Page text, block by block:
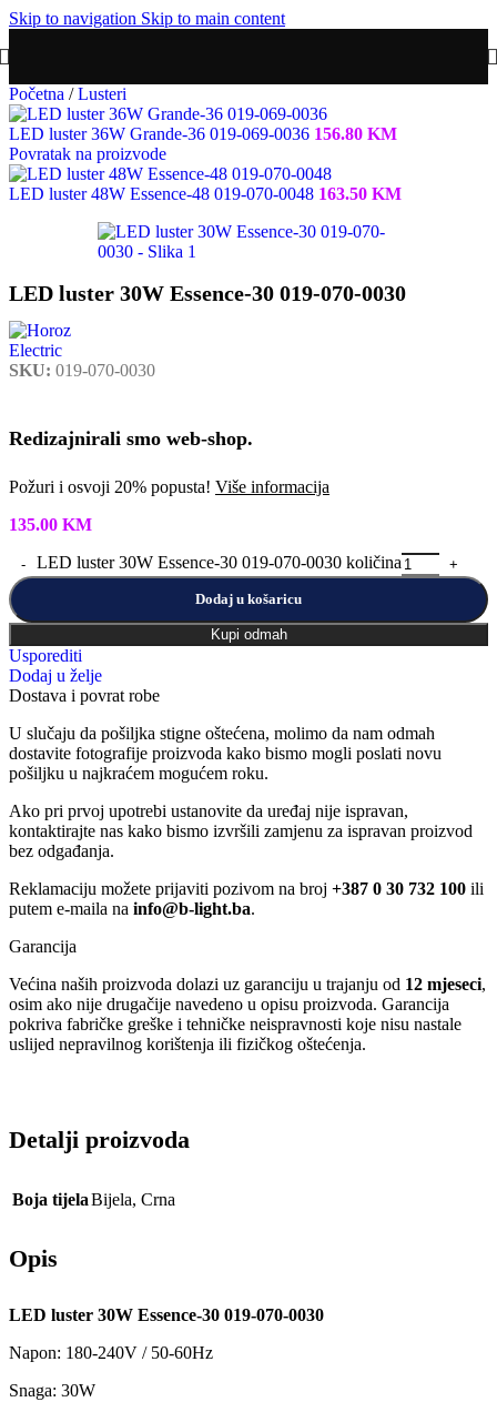
Skip to navigation Skip to main content
Početna / Lusteri
LED luster 36W Grande-36 019-069-0036 156.80 KM
Povratak na proizvode
LED luster 48W Essence-48 019-070-0048 163.50 KM
LED luster 30W Essence-30 019-070-0030
SKU: 019-070-0030
Redizajnirali smo web-shop.
Požuri i osvoji 20% popusta! Više informacija
135.00 KM
LED luster 30W Essence-30 019-070-0030 količina
Dodaj u košaricu
Kupi odmah
Usporediti
Dodaj u želje
Dostava i povrat robe
U slučaju da pošiljka stigne oštećena, molimo da nam odmah
dostavite fotografije proizvoda kako bismo mogli poslati novu
pošiljku u najkraćem mogućem roku.
Ako pri prvoj upotrebi ustanovite da uređaj nije ispravan,
kontaktirajte nas kako bismo izvršili zamjenu za ispravan proizvod
bez odgađanja.
Reklamaciju možete prijaviti pozivom na broj +387 0 30 732 100 ili
putem e-maila na info@b-light.ba.
Garancija
Većina naših proizvoda dolazi uz garanciju u trajanju od 12 mjeseci,
osim ako nije drugačije navedeno u opisu proizvoda. Garancija
pokriva fabričke greške i tehničke neispravnosti koje nisu nastale
uslijed nepravilnog korištenja ili fizičkog oštećenja.
Detalji proizvoda
Boja tijelaBijela, Crna
Opis
LED luster 30W Essence-30 019-070-0030
Napon: 180-240V / 50-60Hz
Snaga: 30W